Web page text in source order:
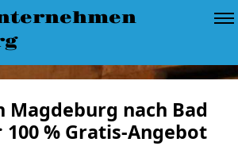
Magdeburg nach Bad
% Gratis-Angebot